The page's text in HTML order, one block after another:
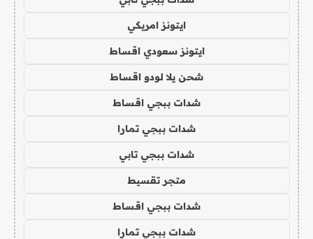
ايتونز امريكي
ايتونز سعودي اقساط
شحن يلا لودو اقساط
شدات ببجي اقساط
شدات ببجي تمارا
شدات ببجي تابي
متجر تقسيط
شدات ببجي اقساط
شدات ببجي تمارا